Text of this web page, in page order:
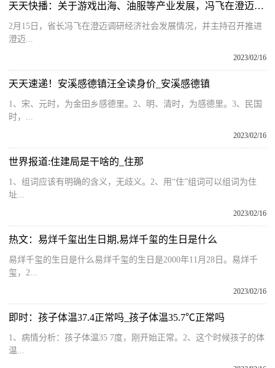
天天快播：关于游戏出海、油服等产业发展，冯飞在澄迈调研时提出这些要求
2月15日，省长冯飞在澄迈调研经济社会发展情况，并主持召开推进
澄迈...
2023/02/16
天天速递！安溪感德镇汪全读身价_安溪感德镇
1、宋、元时，为金田乡感德里。2、明、清时，为感德里。3、民国
时，...
2023/02/16
世界报道:住建局是干啥的_住那
1、组词应该有明确的含义，无歧义。2、用“住”组词可以组词为住
址...
2023/02/16
热文：易烊千玺出生日期,易烊千玺的生日是什么
易烊千玺的生日是什么易烊千玺的生日是2000年11月28日。易烊千
玺，2...
2023/02/16
即时：孩子体温37.4正常吗_孩子体温35.7℃正常吗
1、病情分析：孩子体温35 7度，刚开始正常。2、这个时候孩子的体
温...